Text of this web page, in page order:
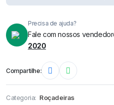
Precisa de ajuda?
Fale com nossos
2020
Compartilhe:
Categoria: Roçadeiras